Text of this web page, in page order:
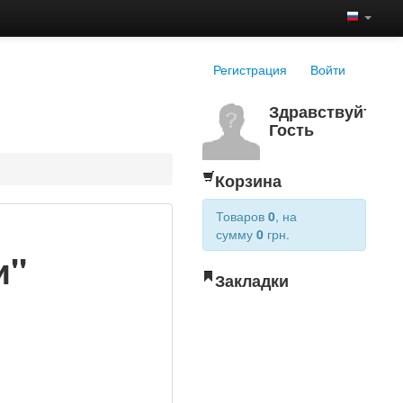
Регистрация Войти
Здравствуйте,
Гость
Корзина
Товаров0, на
сумму0 грн.
Закладки